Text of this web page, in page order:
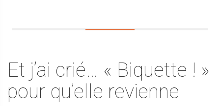
Et j’ai crié… « Biquette ! »
pour qu’elle revienne